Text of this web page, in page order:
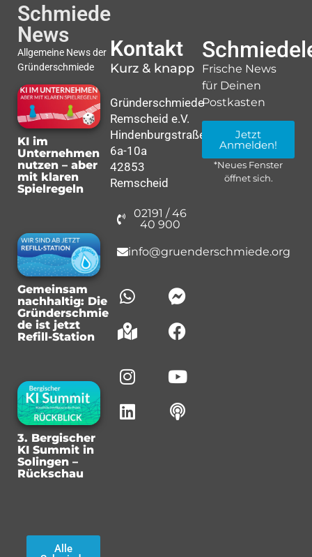
Schmiede
News
Allgemeine News der
Gründerschmiede
KI im
Unternehmen
nutzen – aber
mit klaren
Spielregeln
Gemeinsam
nachhaltig: Die
Gründerschmie
de ist jetzt
Refill-Station
3. Bergischer
KI Summit in
Solingen –
Rückschau
Alle
Kontakt
Kurz & knapp
Gründerschmiede
Remscheid e.V.
Hindenburgstraße
6a-10a
42853
Remscheid
02191 / 46
40 900
info@gruenderschmiede.org
Frische News
für Deinen
Postkasten
Jetzt
Anmelden!
*Neues Fenster
öffnet sich.